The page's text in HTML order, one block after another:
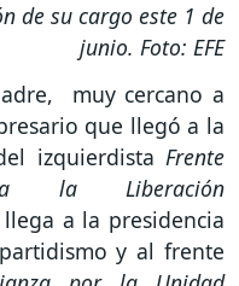
de su cargo este 1 de
junio. Foto: EFE
muy cercano a
que llegó a la
izquierdista Frente
la Liberación
a la presidencia
y al frente